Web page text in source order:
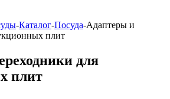
-Каталог-Посуда-Адаптеры и
плит
для
плит